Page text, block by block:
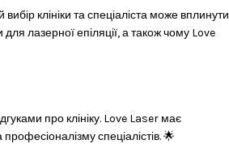
клініки та спеціаліста може вплинути
лазерної епіляції, а також чому Love
про клініку. Love Laser має
спеціалістів. 🌟